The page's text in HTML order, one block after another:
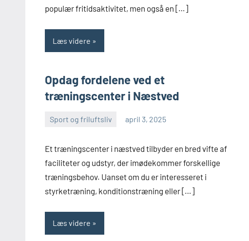
populær fritidsaktivitet, men også en […]
Læs videre
Opdag fordelene ved et
træningscenter i Næstved
Sport og friluftsliv april 3, 2025
admin
Et træningscenter i næstved tilbyder en bred vifte af
faciliteter og udstyr, der imødekommer forskellige
træningsbehov. Uanset om du er interesseret i
styrketræning, konditionstræning eller […]
Læs videre